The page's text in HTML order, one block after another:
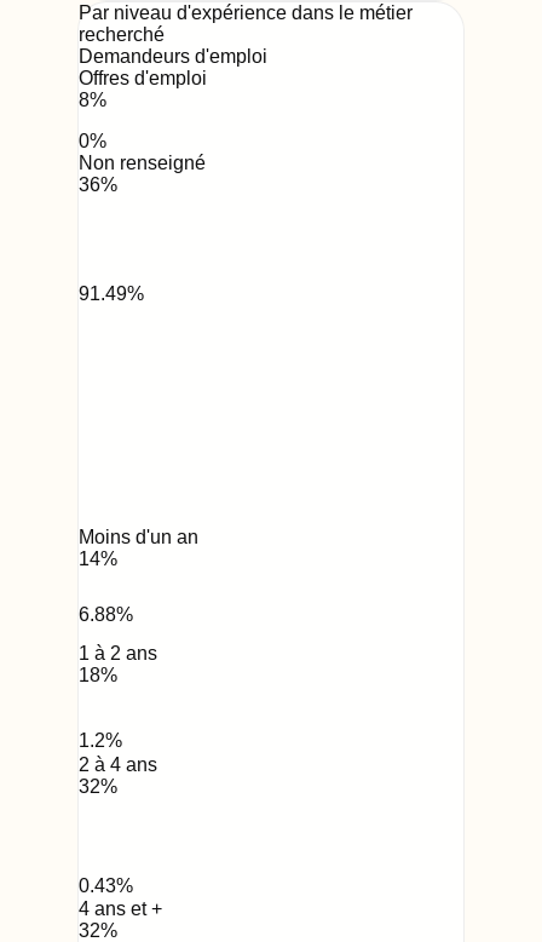
Par niveau d'expérience dans le métier
recherché
Demandeurs d'emploi
Offres d'emploi
8%
0%
Non renseigné
36%
91.49%
Moins d'un an
14%
6.88%
1 à 2 ans
18%
1.2%
2 à 4 ans
32%
0.43%
4 ans et +
32%